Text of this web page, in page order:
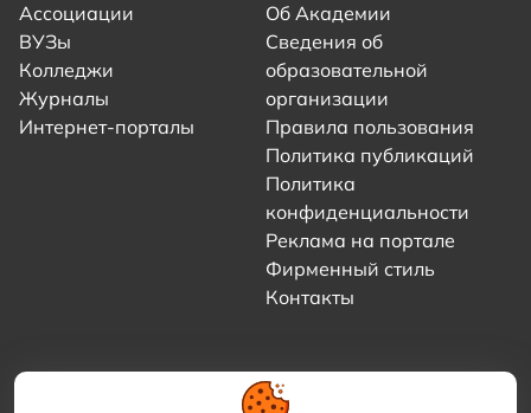
Ассоциации
ВУЗы
Колледжи
Журналы
Интернет-порталы
Об Академии
Сведения об
образовательной
организации
Правила пользования
Политика публикаций
Политика
конфиденциальности
Реклама на портале
Фирменный стиль
Контакты